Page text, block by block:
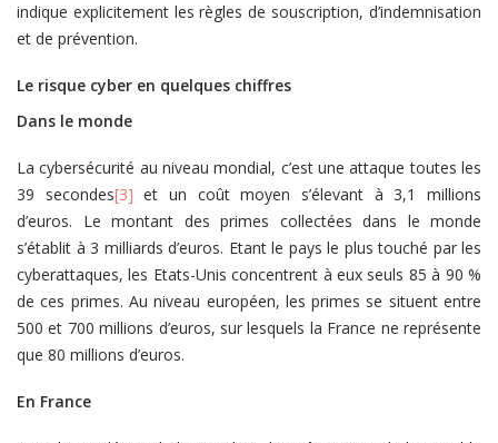
indique explicitement les règles de souscription, d’indemnisation
et de prévention.
Le risque cyber en quelques chiffres
Dans le monde
La cybersécurité au niveau mondial, c’est une attaque toutes les
39 secondes[3] et un coût moyen s’élevant à 3,1 millions
d’euros. Le montant des primes collectées dans le monde
s’établit à 3 milliards d’euros. Etant le pays le plus touché par les
cyberattaques, les Etats-Unis concentrent à eux seuls 85 à 90 %
de ces primes. Au niveau européen, les primes se situent entre
500 et 700 millions d’euros, sur lesquels la France ne représente
que 80 millions d’euros.
En France